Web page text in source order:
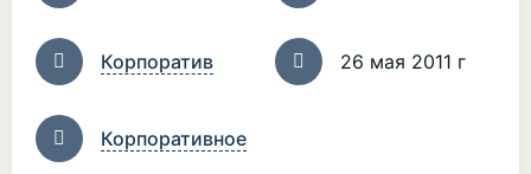
Корпоратив 26 мая 2011 г
Корпоративное